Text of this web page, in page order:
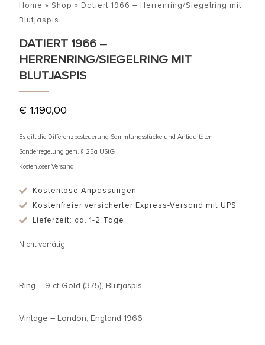
Home » Shop » Datiert 1966 – Herrenring/Siegelring mit
Blutjaspis
DATIERT 1966 –
HERRENRING/SIEGELRING MIT
BLUTJASPIS
€ 1.190,00
Es gilt die Differenzbesteuerung Sammlungsstücke und Antiquitäten
Sonderregelung gem. § 25a UStG
Kostenloser Versand
Kostenlose Anpassungen
Kostenfreier versicherter Express-Versand mit UPS
Lieferzeit: ca. 1-2 Tage
Nicht vorrätig
Ring – 9 ct Gold (375), Blutjaspis
Vintage – London, England 1966